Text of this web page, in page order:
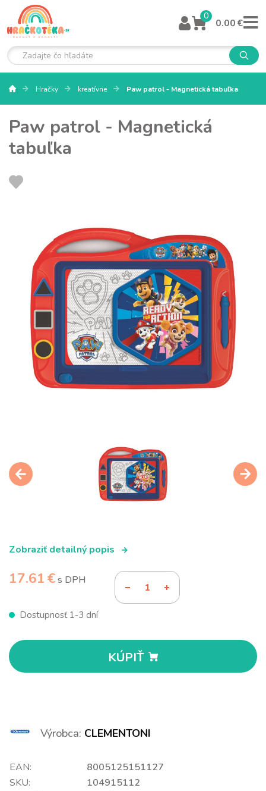
0
0.00 €
Hračky kreatívne Paw patrol - Magnetická tabuľka
Paw patrol - Magnetická
tabuľka
Zobraziť detailný popis
17.61 €s DPH
Dostupnosť 1-3 dní
KÚPIŤ
Výrobca: CLEMENTONI
EAN:
8005125151127
SKU:
104915112